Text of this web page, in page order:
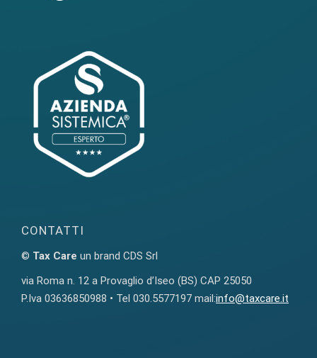
CONTATTI
© Tax Care un brand CDS Srl
via Roma n. 12 a Provaglio d’Iseo (BS) CAP 25050
P.Iva 03636850988 • Tel 030.5577197 mail:info@taxcare.it